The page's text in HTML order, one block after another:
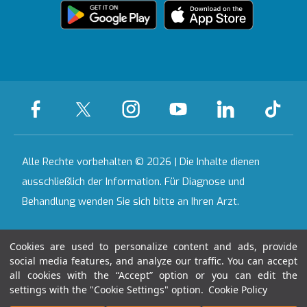
Cookies are used to personalize content and ads, provide
social media features, and analyze our traffic. You can accept
all cookies with the “Accept” option or you can edit the
settings with the "Cookie Settings" option. Cookie Policy
Akkreditierungen
Bahçeşehir
Häusliche
Partnerinstitutionen
Alle Rechte vorbehalten © 2026 | Die Inhalte dienen
ausschließlich der Information. Für Diagnose und
Behandlung wenden Sie sich bitte an Ihren Arzt.
04:52:57